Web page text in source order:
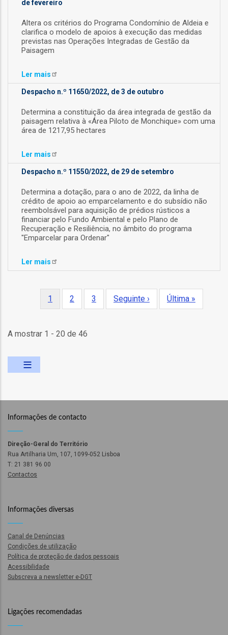
de fevereiro
Altera os critérios do Programa Condomínio de Aldeia e
clarifica o modelo de apoios à execução das medidas
previstas nas Operações Integradas de Gestão da
Paisagem
Ler mais
Despacho n.º 11650/2022, de 3 de outubro
Determina a constituição da área integrada de gestão da
paisagem relativa à «Área Piloto de Monchique» com uma
área de 1217,95 hectares
Ler mais
Despacho n.º 11550/2022, de 29 de setembro
Determina a dotação, para o ano de 2022, da linha de
crédito de apoio ao emparcelamento e do subsídio não
reembolsável para aquisição de prédios rústicos a
financiar pelo Fundo Ambiental e pelo Plano de
Recuperação e Resiliência, no âmbito do programa
"Emparcelar para Ordenar"
Ler mais
Página
1 Página
2 Página
3
Próxima
Seguinte ›
Última
Última »
A mostrar 1 - 20 de 46
Informações de contacto
Direção-Geral do Território
Rua Artilharia Um, 107, 1099-052 Lisboa
T: 21 381 96 00
Contactos
Informações diversas
Canal de Denúncias
Condições de utilização
Política de proteção de dados pessoais
Acessibilidade
Subscreva a newsletter e-DGT
Ligações recomendadas